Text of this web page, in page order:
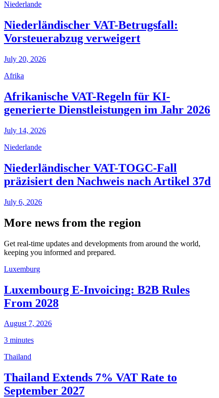
Niederlande
Niederländischer VAT-Betrugsfall:
Vorsteuerabzug verweigert
July 20, 2026
Afrika
Afrikanische VAT-Regeln für KI-
generierte Dienstleistungen im Jahr 2026
July 14, 2026
Niederlande
Niederländischer VAT-TOGC-Fall
präzisiert den Nachweis nach Artikel 37d
July 6, 2026
More news from the region
Get real-time updates and developments from around the world,
keeping you informed and prepared.
Luxemburg
Luxembourg E-Invoicing: B2B Rules
From 2028
August 7, 2026
3 minutes
Thailand
Thailand Extends 7% VAT Rate to
September 2027